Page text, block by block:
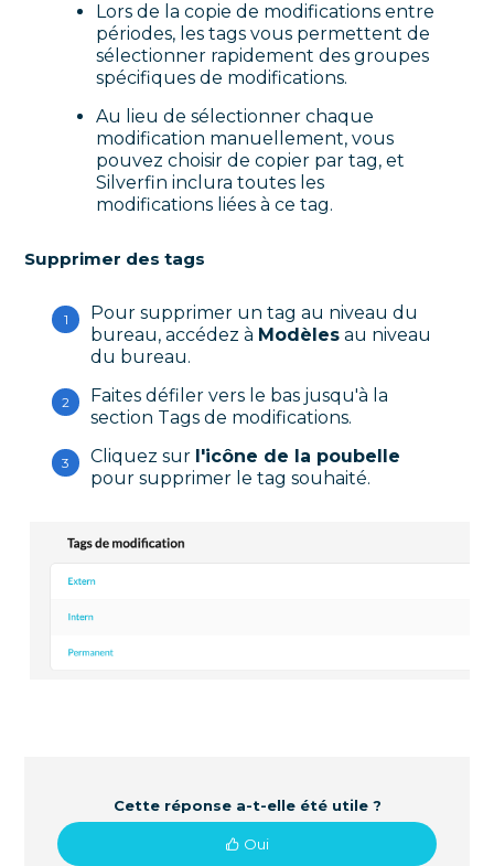
Lors de la copie de modifications entre
périodes, les tags vous permettent de
sélectionner rapidement des groupes
spécifiques de modifications.
Au lieu de sélectionner chaque
modification manuellement, vous
pouvez choisir de copier par tag, et
Silverfin inclura toutes les
modifications liées à ce tag.
Supprimer des tags
Pour supprimer un tag au niveau du
bureau, accédez à Modèles au niveau
du bureau.
Faites défiler vers le bas jusqu'à la
section Tags de modifications.
Cliquez sur l'icône de la poubelle
pour supprimer le tag souhaité.
Cette réponse a-t-elle été utile ?
Oui